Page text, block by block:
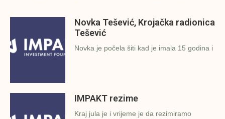
Novka Tešević, Krojačka radionica
Tešević
Novka je počela šiti kad je imala 15 godina i
IMPAKT rezime
Kraj jula je i vrijeme je da rezimiramo